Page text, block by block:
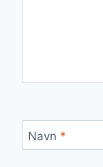
Navn *